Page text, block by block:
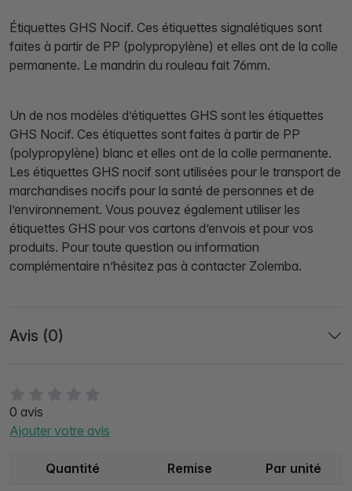
0 avis
Ajouter votre avis
Quantité Remise Par unité
Étiquettes GHS Nocif. Ces étiquettes signalétiques sont
faites à partir de PP (polypropylène) et elles ont de la colle
permanente. Le mandrin du rouleau fait 76mm.
Un de nos modèles d’étiquettes GHS sont les étiquettes
GHS Nocif. Ces étiquettes sont faites à partir de PP
(polypropylène) blanc et elles ont de la colle permanente.
Les étiquettes GHS nocif sont utilisées pour le transport de
marchandises nocifs pour la santé de personnes et de
l’environnement. Vous pouvez également utiliser les
étiquettes GHS pour vos cartons d’envois et pour vos
produits. Pour toute question ou information
complémentaire n’hésitez pas à contacter Zolemba.
Avis (0)